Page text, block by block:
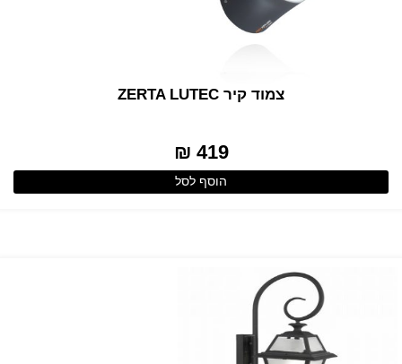
צמוד קיר ZERTA LUTEC
419 ₪
הוסף לסל